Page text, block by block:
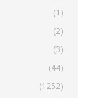
(1)
(2)
(3)
(44)
(1252)